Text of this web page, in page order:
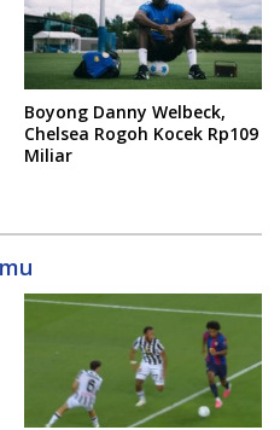
Boyong Danny Welbeck,
Chelsea Rogoh Kocek Rp109
Miliar